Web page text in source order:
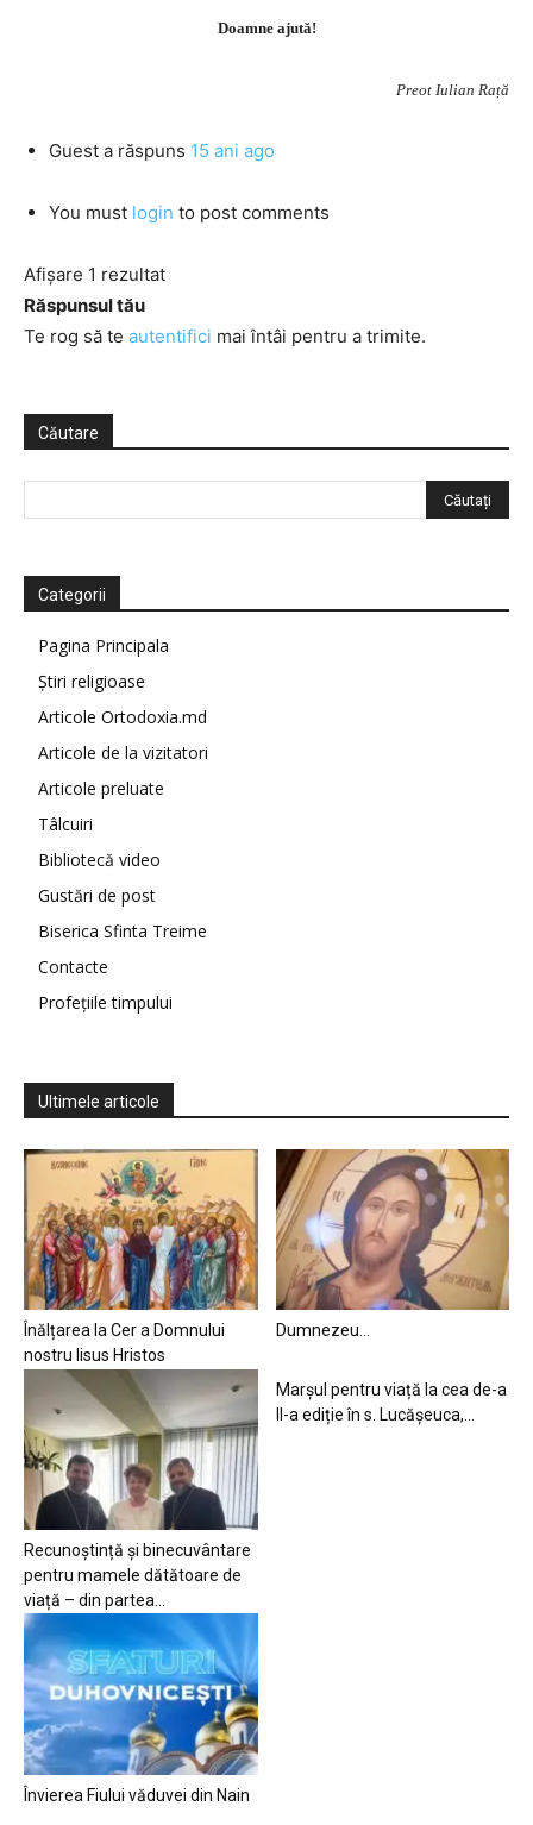
Doamne ajută!
Preot Iulian Rață
Guest a răspuns 15 ani ago
You must login to post comments
Afișare 1 rezultat
Răspunsul tău
Te rog să te autentifici mai întâi pentru a trimite.
Căutare
Categorii
Pagina Principala
Știri religioase
Articole Ortodoxia.md
Articole de la vizitatori
Articole preluate
Tâlcuiri
Bibliotecă video
Gustări de post
Biserica Sfinta Treime
Contacte
Profețiile timpului
Ultimele articole
Înălțarea la Cer a Domnului
nostru Iisus Hristos
Dumnezeu…
Recunoștință și binecuvântare
pentru mamele dătătoare de
viață – din partea...
Marșul pentru viață la cea de-a
II-a ediție în s. Lucășeuca,...
Învierea Fiului văduvei din Nain